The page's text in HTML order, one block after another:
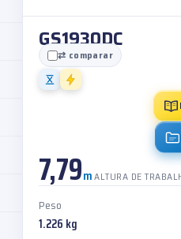
GS1930DC
⇄ comparar
7,79mALTURA DE
Peso
1.226 kg